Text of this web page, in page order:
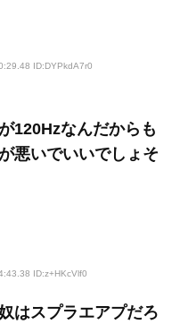
ID:DYPkdA7r0
120Hzなんだからも
悪いでいいでしょそ
ID:z+HKcVlf0
はスプラエアプだろ